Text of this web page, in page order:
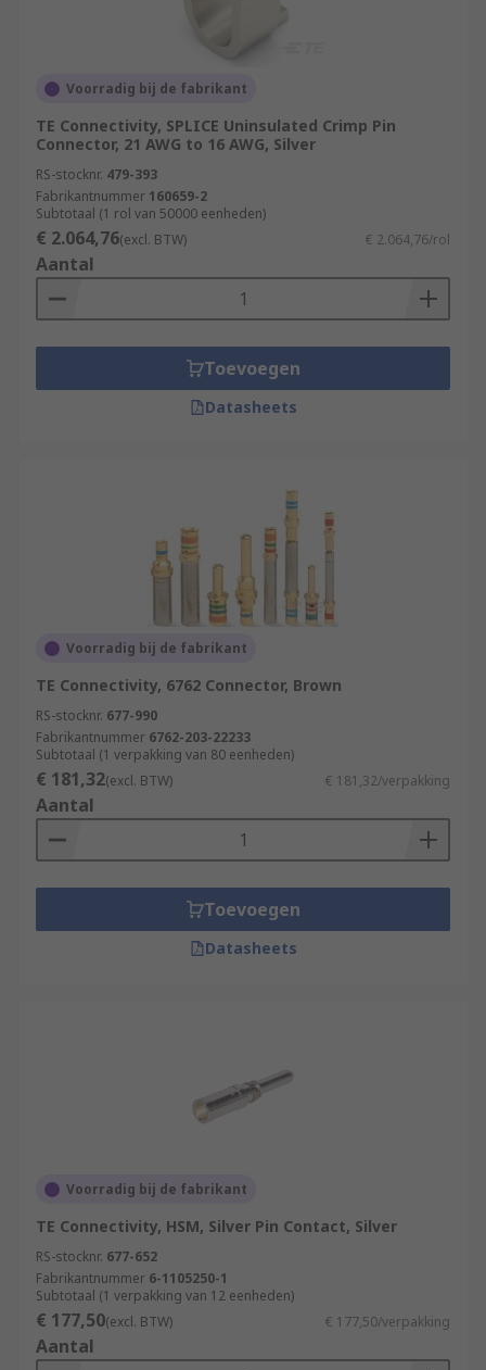
Voorradig bij de fabrikant
TE Connectivity, SPLICE Uninsulated Crimp Pin
Connector, 21 AWG to 16 AWG, Silver
RS-stocknr. 479-393
Fabrikantnummer 160659-2
Subtotaal (1 rol van 50000 eenheden)
€ 2.064,76(excl. BTW) € 2.064,76/rol
Aantal
Toevoegen
Datasheets
Voorradig bij de fabrikant
TE Connectivity, 6762 Connector, Brown
RS-stocknr. 677-990
Fabrikantnummer 6762-203-22233
Subtotaal (1 verpakking van 80 eenheden)
€ 181,32(excl. BTW) € 181,32/verpakking
Aantal
Toevoegen
Datasheets
Voorradig bij de fabrikant
TE Connectivity, HSM, Silver Pin Contact, Silver
RS-stocknr. 677-652
Fabrikantnummer 6-1105250-1
Subtotaal (1 verpakking van 12 eenheden)
€ 177,50(excl. BTW) € 177,50/verpakking
Aantal